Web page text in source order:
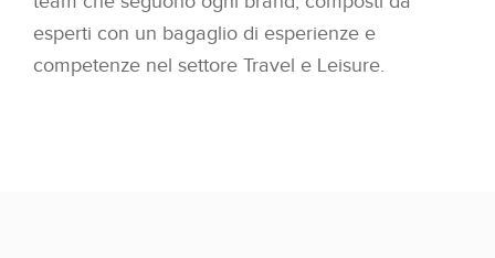
esperti con un bagaglio di esperienze e
competenze nel settore Travel e Leisure.